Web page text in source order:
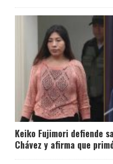
Keiko Fujimori defiende
Chávez y afirma que